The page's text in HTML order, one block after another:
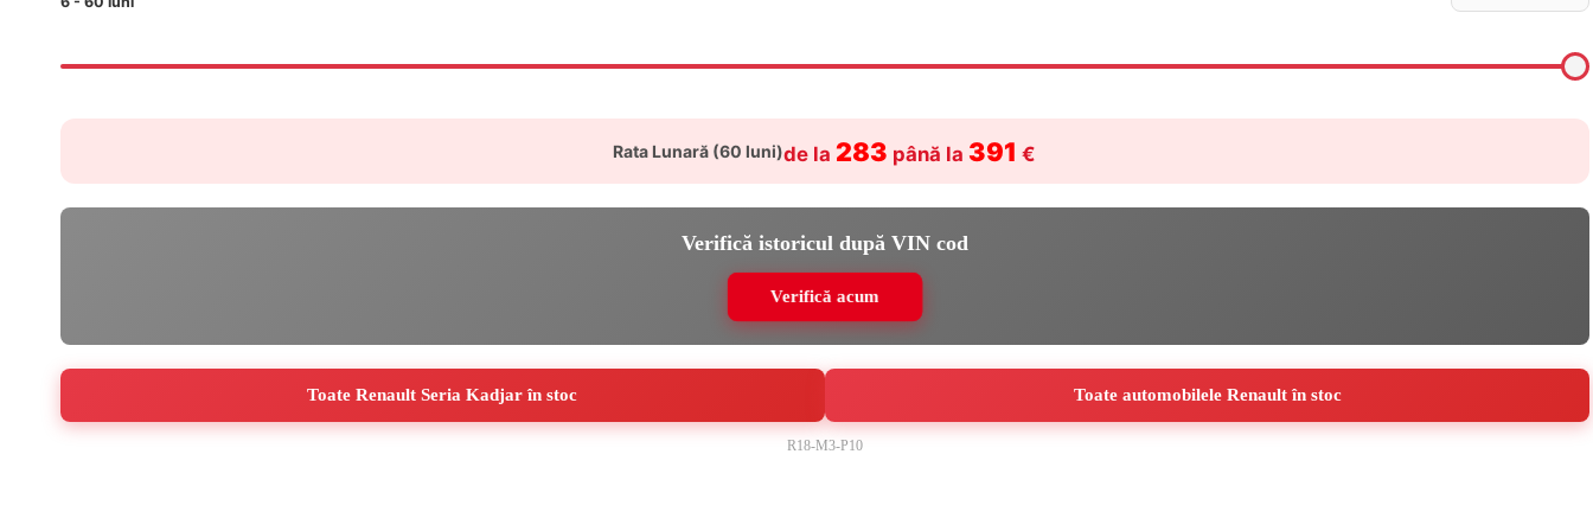
Frâne față: discuri ventilate.
Volum ulei: ~1,7–2,0 L (în funcție de procedura de umplere).
Întreținere: control nivel/etanșeitate la revizii; schimb ulei la interval de service (în practică 60.000 km).
Moduri: Auto, Manual (schimbare secvențială), Sport (în funcție de comenzi).
Rata Lunară (60 luni)de la 283 până la 391 €
Verifică istoricul după VIN cod
Verifică acum
Toate Renault Seria Kadjar în stoc Toate automobilele Renault în stoc
R18-M3-P10